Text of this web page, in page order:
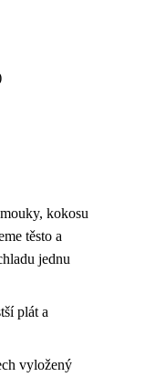
kokosu
těsto a
jednu
plát a
vyložený